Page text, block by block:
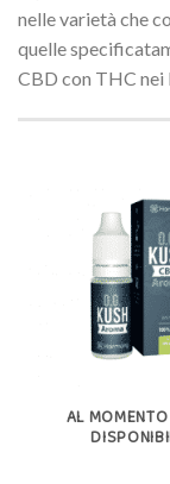
nelle varietà che
quelle
CBD con THC
AL